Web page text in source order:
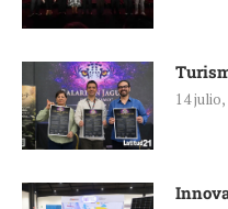
14 julio,